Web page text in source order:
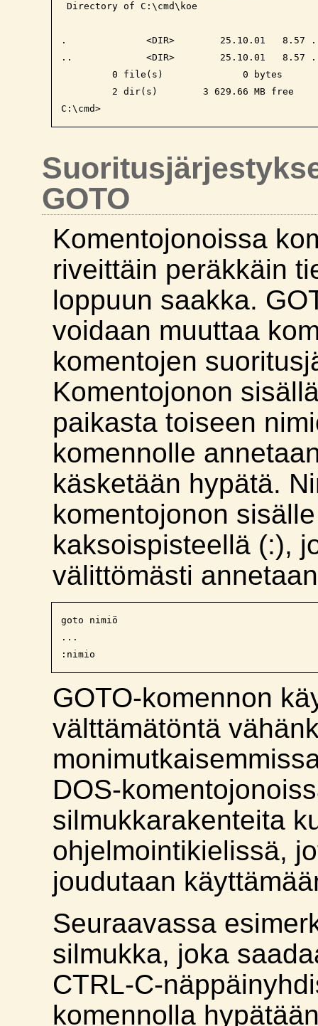
Directory of C:\cmd\koe
.              <DIR>        25.10.01   8.57 .
..             <DIR>        25.10.01   8.57
         0 file(s)              0 bytes
         2 dir(s)        3 629.66 MB free
C:\cmd>
GOTO
Komentojonoissa
riveittäin peräkkäin
loppuun saakka.
voidaan muuttaa
komentojen
Komentojonon
paikasta toiseen
komennolle
käsketään hypätä.
komentojonon
kaksoispisteellä (:),
välittömästi
goto nimiö
...
GOTO-komennon
välttämätöntä
DOS-
silmukkarakenteita
ohjelmointikielissä,
joudutaan
Seuraavassa
silmukka, joka
CTRL-C-
komennolla